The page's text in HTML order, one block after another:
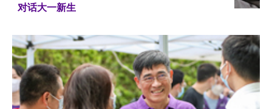
对话大一新生